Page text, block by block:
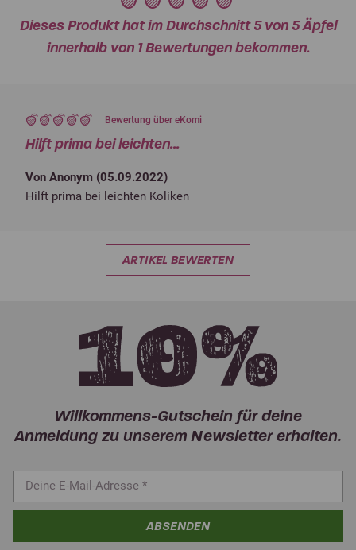
Dieses Produkt hat im Durchschnitt 5 von 5 Äpfel
innerhalb von 1 Bewertungen bekommen.
Bewertung über eKomi
Hilft prima bei leichten...
Von Anonym (05.09.2022)
Hilft prima bei leichten Koliken
ARTIKEL BEWERTEN
Willkommens-Gutschein für deine
Anmeldung zu unserem Newsletter erhalten.
ABSENDEN